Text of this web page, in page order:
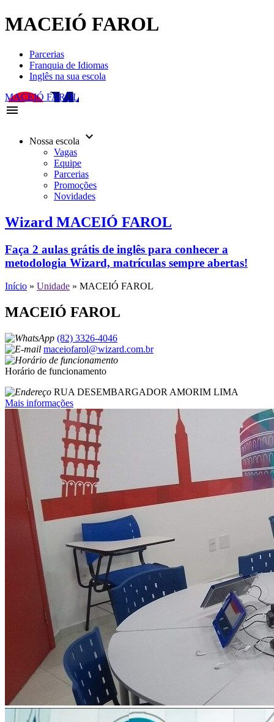
MACEIÓ FAROL
Parcerias
Franquia de Idiomas
Inglês na sua escola
MACEIÓ FAROL
menu
Nossa escola keyboard_arrow_down
Vagas
Equipe
Parcerias
Promoções
Novidades
Wizard MACEIÓ FAROL
Faça 2 aulas grátis de inglês para conhecer a
metodologia Wizard, matrículas sempre abertas!
Início » Unidade » MACEIÓ FAROL
MACEIÓ FAROL
(82) 3326-4046
maceiofarol@wizard.com.br
Horário de funcionamento
RUA DESEMBARGADOR AMORIM LIMA
Mais informações